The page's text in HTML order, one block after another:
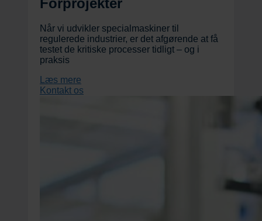
Forprojekter
Når vi udvikler specialmaskiner til
regulerede industrier, er det afgørende at få
testet de kritiske processer tidligt – og i
praksis
Læs mere
Kontakt os